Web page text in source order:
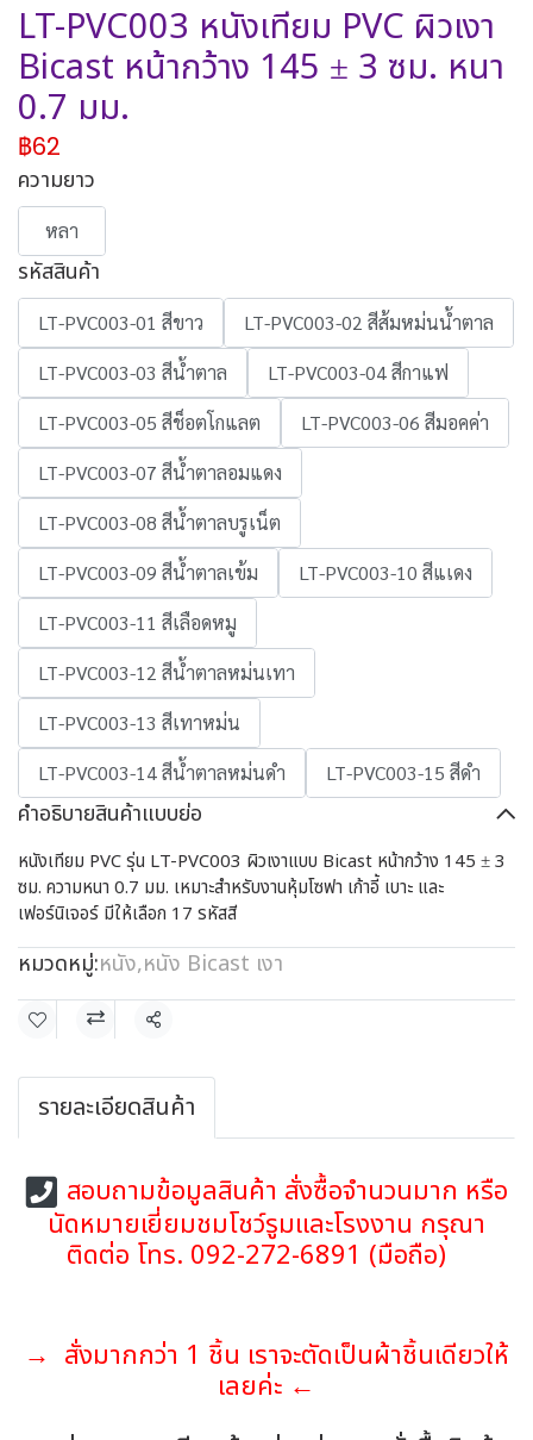
LT-PVC003 หนังเทียม PVC ผิวเงา
Bicast หน้ากว้าง 145 ± 3 ซม. หนา
0.7 มม.
฿62
ความยาว
หลา
รหัสสินค้า
LT-PVC003-01 สีขาว
LT-PVC003-02 สีส้มหม่นน้ำตาล
LT-PVC003-03 สีน้ำตาล
LT-PVC003-04 สีกาแฟ
LT-PVC003-05 สีช็อตโกแลต
LT-PVC003-06 สีมอคค่า
LT-PVC003-07 สีน้ำตาลอมแดง
LT-PVC003-08 สีน้ำตาลบรูเน็ต
LT-PVC003-09 สีน้ำตาลเข้ม
LT-PVC003-10 สีแเดง
LT-PVC003-11 สีเลือดหมู
LT-PVC003-12 สีน้ำตาลหม่นเทา
LT-PVC003-13 สีเทาหม่น
LT-PVC003-14 สีน้ำตาลหม่นดำ
LT-PVC003-15 สีดำ
คำอธิบายสินค้าแบบย่อ
หนังเทียม PVC รุ่น LT-PVC003 ผิวเงาแบบ Bicast หน้ากว้าง 145 ± 3
ซม. ความหนา 0.7 มม. เหมาะสำหรับงานหุ้มโซฟา เก้าอี้ เบาะ และ
เฟอร์นิเจอร์ มีให้เลือก 17 รหัสสี
หมวดหมู่:หนัง,หนัง Bicast เงา
แชร์
รายละเอียดสินค้า
สอบถามข้อมูลสินค้า สั่งซื้อจำนวนมาก หรือ
นัดหมายเยี่ยมชมโชว์รูมและโรงงาน กรุณา
ติดต่อ โทร. 092-272-6891 (มือถือ)
→ สั่งมากกว่า 1 ชิ้น เราจะตัดเป็นผ้าชิ้นเดียวให้
เลยค่ะ ←